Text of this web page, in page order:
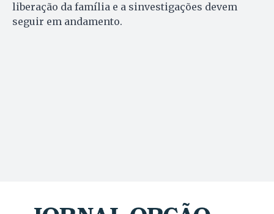
liberação da família e a sinvestigações devem
seguir em andamento.